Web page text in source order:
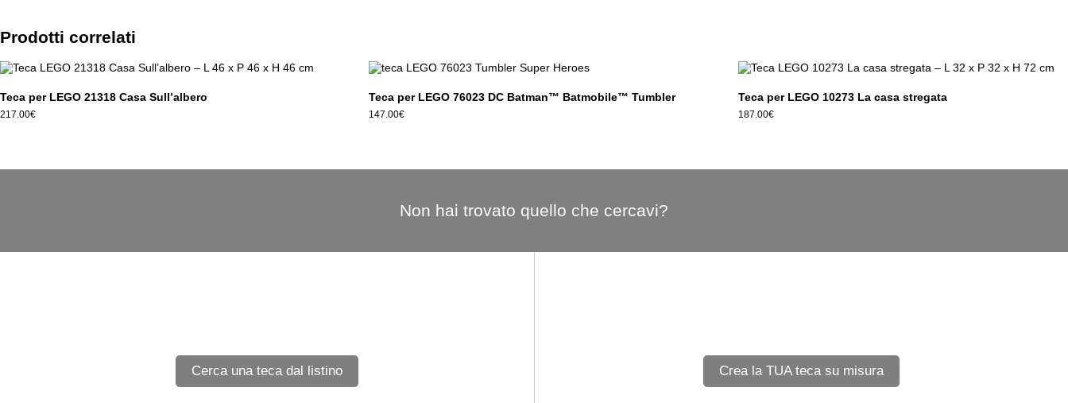
Prodotti correlati
Teca per LEGO 21318 Casa Sull’albero
217.00€
Teca per LEGO 76023 DC Batman™ Batmobile™ Tumbler
147.00€
Teca per LEGO 10273 La casa stregata
187.00€
Non hai trovato quello che cercavi?
Cerca una teca dal listino Crea la TUA teca su misura